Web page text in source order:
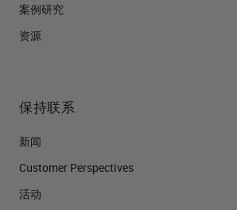
案例研究
资源
保持联系
新闻
Customer Perspectives​
活动